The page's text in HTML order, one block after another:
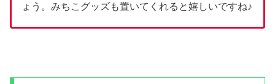
ょう。みちこグッズも置いてくれると嬉しいですね♪